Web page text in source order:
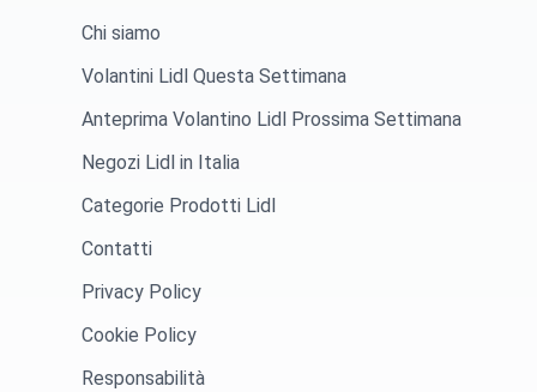
Chi siamo
Volantini Lidl Questa Settimana
Anteprima Volantino Lidl Prossima Settimana
Negozi Lidl in Italia
Categorie Prodotti Lidl
Contatti
Privacy Policy
Cookie Policy
Responsabilità